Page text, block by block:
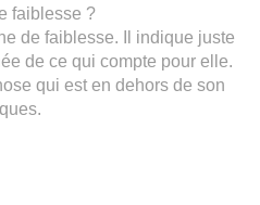
faiblesse ?
de faiblesse. Il indique juste
de ce qui compte pour elle.
qui est en dehors de son